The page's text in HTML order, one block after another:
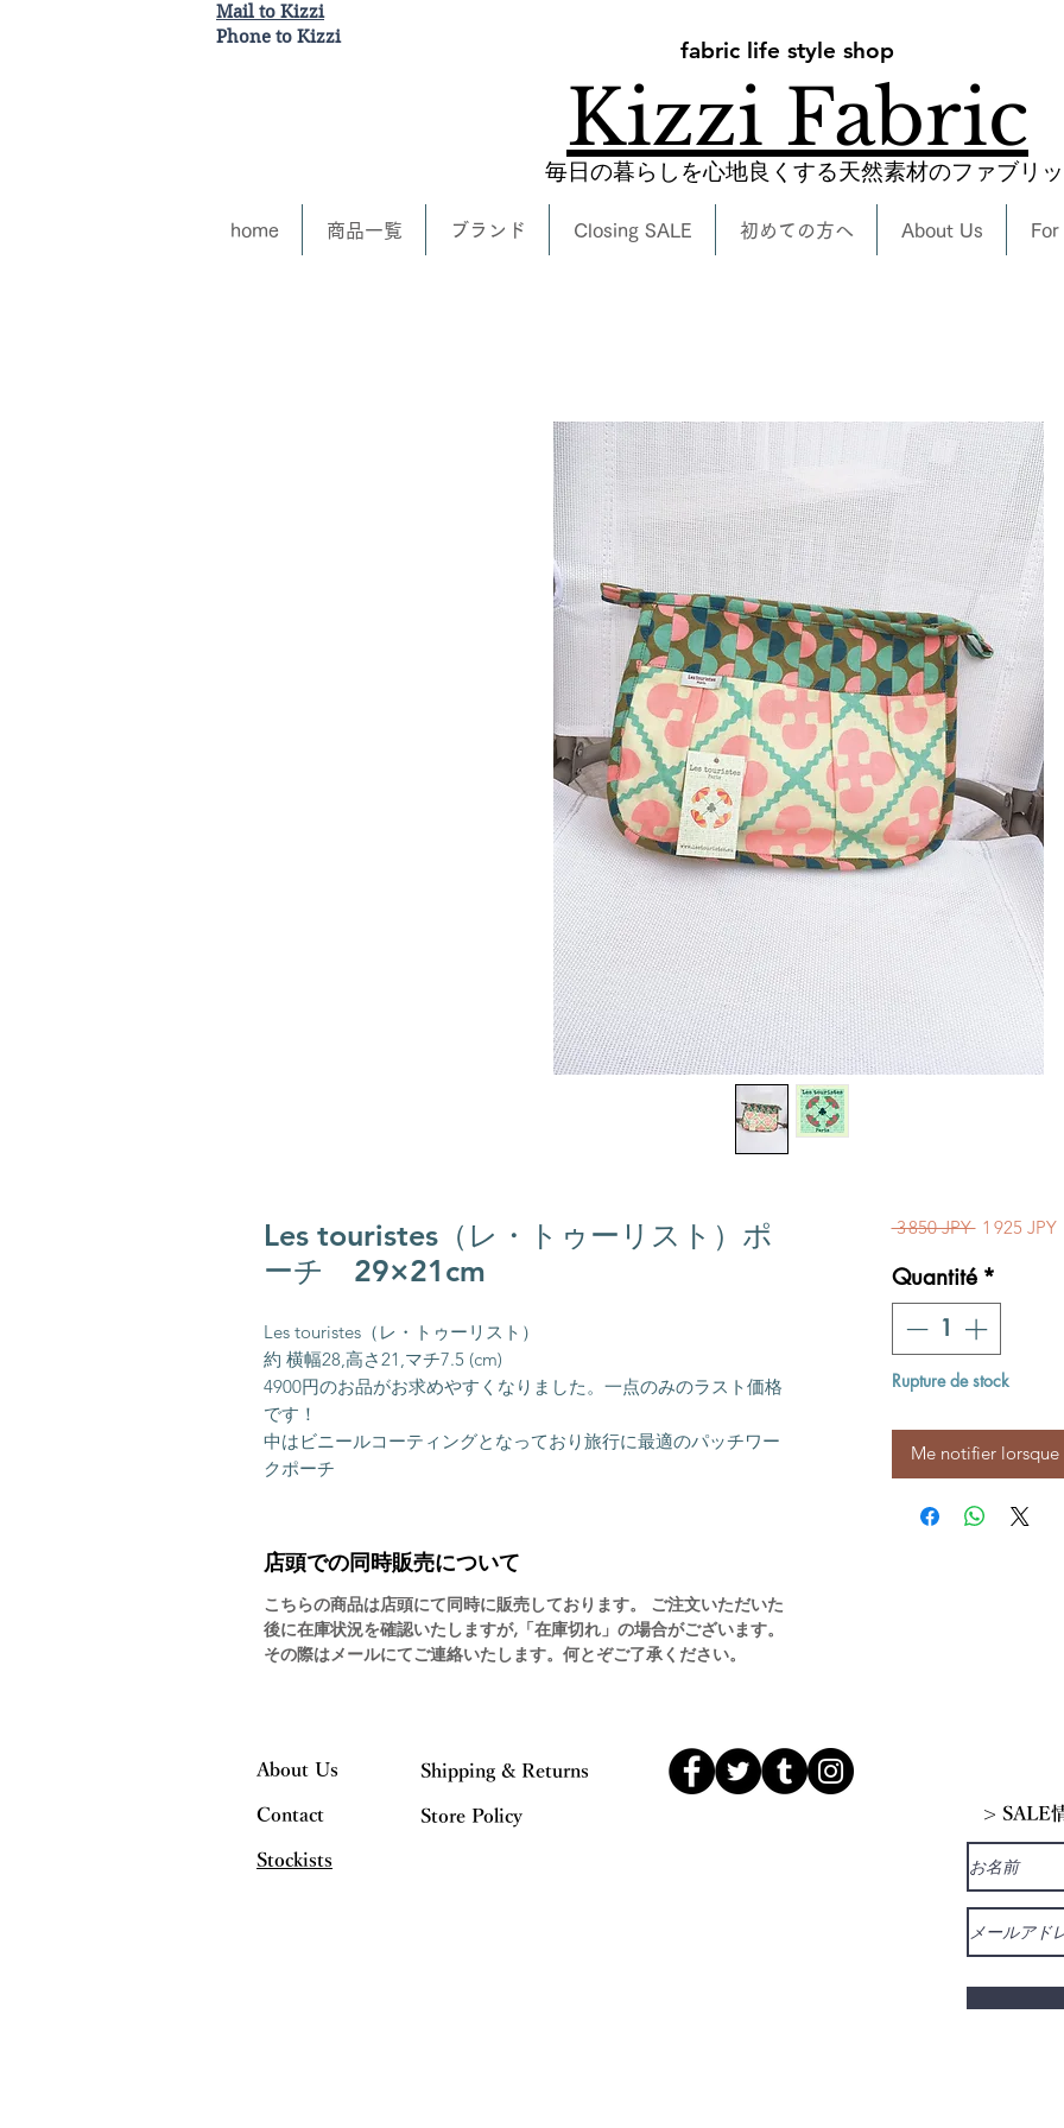
Mail to Kizzi
Phone to Kizzi
fabric life style shop
Kizzi Fabric
毎日の暮らしを心地良くする天然素材のファブリ
home 商品一覧 ブランド Closing SALE 初めての方へ About Us
Les touristes（レ・トゥーリスト）ポ
ーチ 29×21cm
Les touristes（レ・トゥーリスト）
約 横幅28,高さ21,マチ7.5 (cm)
4900円のお品がお求めやすくなりました。一点のみのラスト価格
です！
中はビニールコーティングとなっており旅行に最適のパッチワー
クポーチ
店頭での同時販売について
こちらの商品は店頭にて同時に販売しております。 ご注文いただいた
後に在庫状況を確認いたしますが,「在庫切れ」の場合がございます。
その際はメールにてご連絡いたします。何とぞご了承ください。
3 850 JPY Prix original
1 925 JPY
Quantité *
Rupture de stock
Me notifier
About Us
Contact
Stockists
Shipping & Returns
Store Policy > SALE